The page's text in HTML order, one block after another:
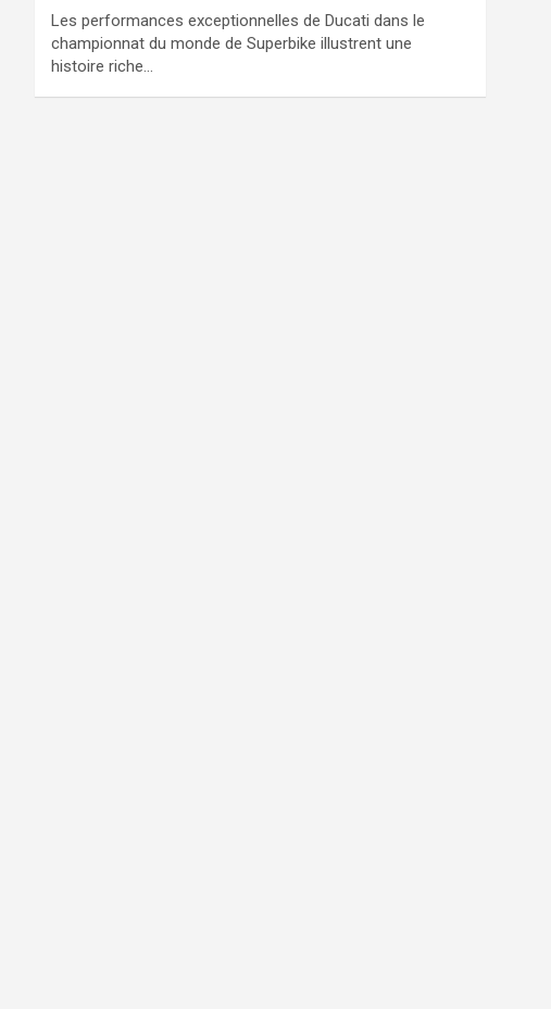
Les performances exceptionnelles de Ducati dans le
championnat du monde de Superbike illustrent une
histoire riche…